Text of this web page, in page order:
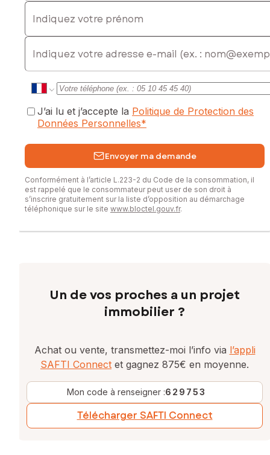
Indiquez votre prénom
E-mail
J’ai lu et j’accepte la Politique de Protection des
Données Personnelles*
Envoyer ma demande
Conformément à l’article L.223-2 du Code de la consommation, il
est rappelé que le consommateur peut user de son droit à
s’inscrire gratuitement sur la liste d’opposition au démarchage
téléphonique sur le site www.bloctel.gouv.fr.
Un de vos proches a un projet
immobilier ?
Achat ou vente, transmettez-moi l’info via l’appli
SAFTI Connect et gagnez 875€ en moyenne.
Mon code à renseigner :629753
Télécharger SAFTI Connect